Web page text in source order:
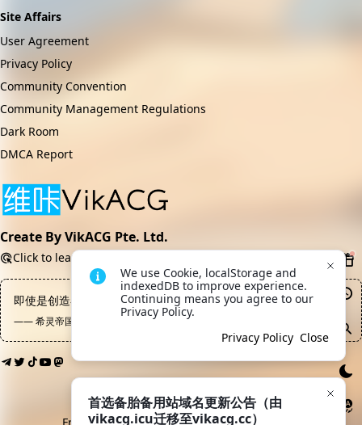
Site Affairs
User Agreement
Privacy Policy
Community Convention
Community Management Regulations
Dark Room
DMCA Report
Create By VikACG Pte. Ltd.
Click to learn more.
即使是创造者也无权随意毁灭自己创造出的生命
—— 希灵帝国, 冰蒂斯
Friendly Links: LaoMao·希月学园·鲲Galgame
We use Cookie, localStorage and
indexedDB to improve experience.
Continuing means you agree to our
Privacy Policy.
Privacy Policy Close
首选备胎备用站域名更新公告（由
vikacg.icu迁移至vikacg.cc）